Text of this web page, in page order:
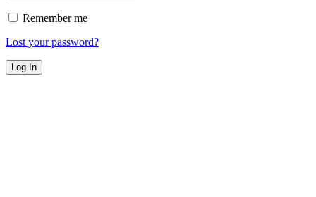
Remember me
Lost your password?